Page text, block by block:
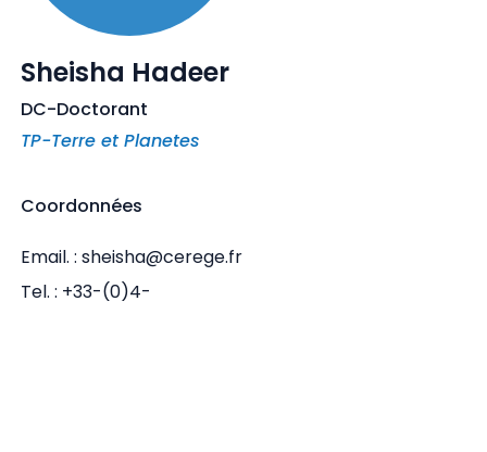
Sheisha Hadeer
DC-Doctorant
TP-Terre et Planetes
Coordonnées
Email. : sheisha@cerege.fr
Tel. : +33-(0)4-